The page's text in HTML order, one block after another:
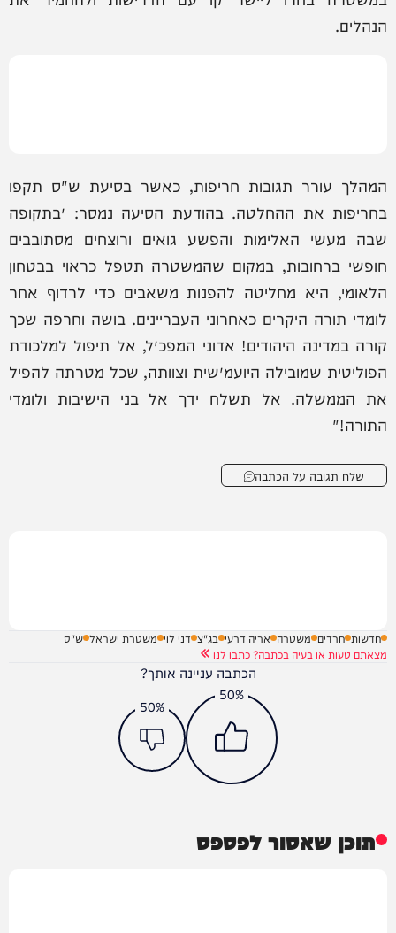
הנהלים.
המהלך עורר תגובות חריפות, כאשר בסיעת ש"ס תקפו
בחריפות את ההחלטה. בהודעת הסיעה נמסר: ״בתקופה
שבה מעשי האלימות והפשע גואים ורוצחים מסתובבים
חופשי ברחובות, במקום שהמשטרה תטפל כראוי בבטחון
הלאומי, היא מחליטה להפנות משאבים כדי לרדוף אחר
לומדי תורה היקרים כאחרוני העבריינים. בושה וחרפה שכך
קורה במדינה היהודים! אדוני המפכ״ל, אל תיפול למלכודת
הפוליטית שמובילה היועמ״שית וצוותה, שכל מטרתה להפיל
את הממשלה. אל תשלח ידך אל בני הישיבות ולומדי
התורה!"
שלח תגובה על הכתבה
חדשות חרדים משטרה אריה דרעי בג"צ דני לוי משטרת ישראל ש"ס
מצאתם טעות או בעיה בכתבה? כתבו לנו
הכתבה עניינה אותך?
50%
50%
תוכן שאסור לפספס